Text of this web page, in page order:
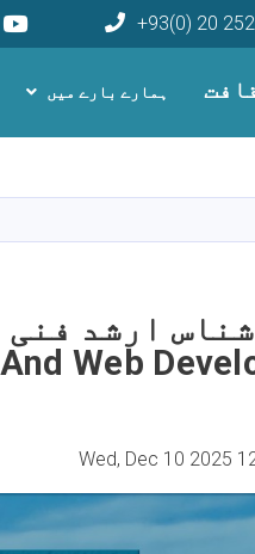
+93(0) 20
ہمارے بارے میں
Web
Wed, Dec 10 2025